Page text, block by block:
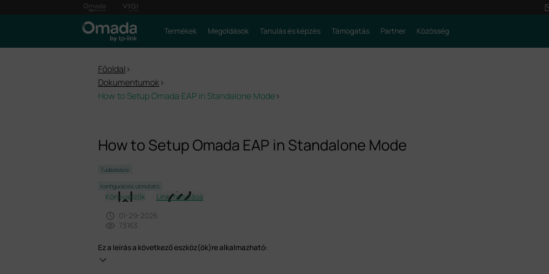
Termékek Megoldások Tanulás és képzés Támogatás Partner Közösség
Főoldal >
Dokumentumok>
How to Setup Omada EAP in Standalone Mode>
How to Setup Omada EAP in Standalone Mode
Tudásbázis
Konfigurációs útmutató
Könyvjelzők
Link másolása
01-29-2026
73163
Ez a leírás a következő eszköz(ök)re alkalmazható: